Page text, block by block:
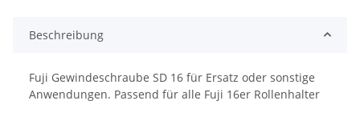
Beschreibung
Fuji Gewindeschraube SD 16 für Ersatz oder sonstige
Anwendungen. Passend für alle Fuji 16er Rollenhalter